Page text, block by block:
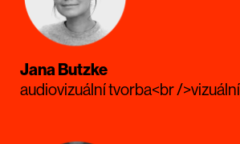
Jana Butzke
audiovizuální tvorba<br /